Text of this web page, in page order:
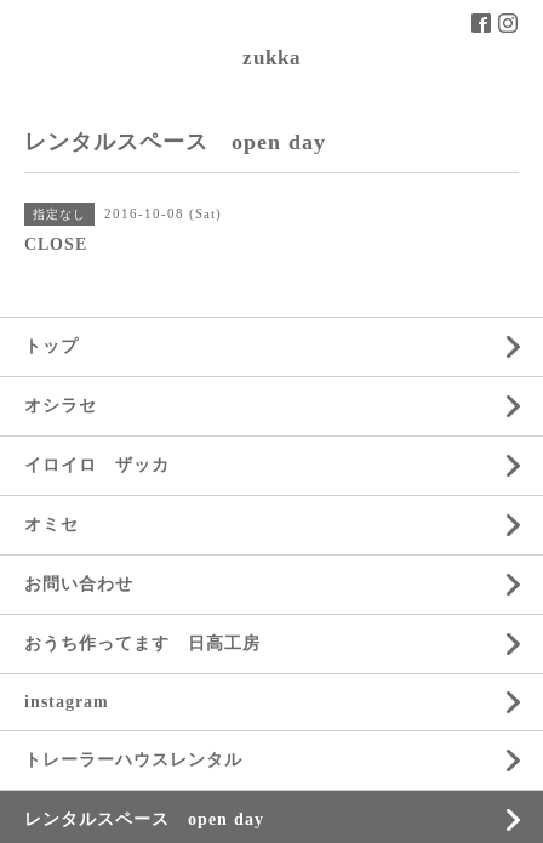
zukka
レンタルスペース open day
指定なし 2016-10-08 (Sat)
CLOSE
トップ
オシラセ
イロイロ ザッカ
オミセ
お問い合わせ
おうち作ってます 日高工房
instagram
トレーラーハウスレンタル
レンタルスペース open day